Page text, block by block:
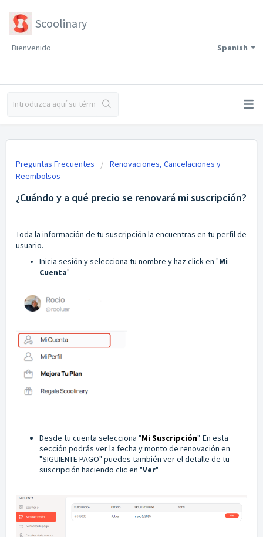
Scoolinary
Spanish
Bienvenido
Preguntas Frecuentes
Renovaciones, Cancelaciones y
Reembolsos
¿Cuándo y a qué precio se renovará mi suscripción?
Toda la información de tu suscripción la encuentras en tu perfil de
usuario.
Inicia sesión y selecciona tu nombre y haz click en "Mi
Cuenta"
Desde tu cuenta selecciona "Mi Suscripción". En esta
sección podrás ver la fecha y monto de renovación en
"SIGUIENTE PAGO" puedes también ver el detalle de tu
suscripción haciendo clic en "Ver"